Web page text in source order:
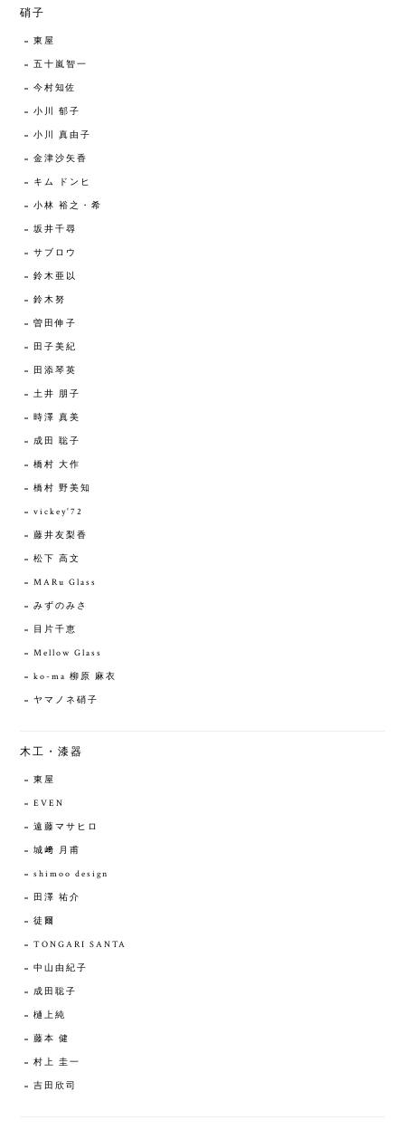
硝子
東屋
五十嵐智一
今村知佐
小川 郁子
小川 真由子
金津沙矢香
キム ドンヒ
小林 裕之・希
坂井千尋
サブロウ
鈴木亜以
鈴木努
曽田伸子
田子美紀
田添琴英
土井 朋子
時澤 真美
成田 聡子
橋村 大作
橋村 野美知
vickey'72
藤井友梨香
松下 高文
MARu Glass
みずのみさ
目片千恵
Mellow Glass
ko-ma 柳原 麻衣
ヤマノネ硝子
木工・漆器
東屋
EVEN
遠藤マサヒロ
城﨑 月甫
shimoo design
田澤 祐介
徒爾
TONGARI SANTA
中山由紀子
成田聡子
樋上純
藤本 健
村上 圭一
吉田欣司